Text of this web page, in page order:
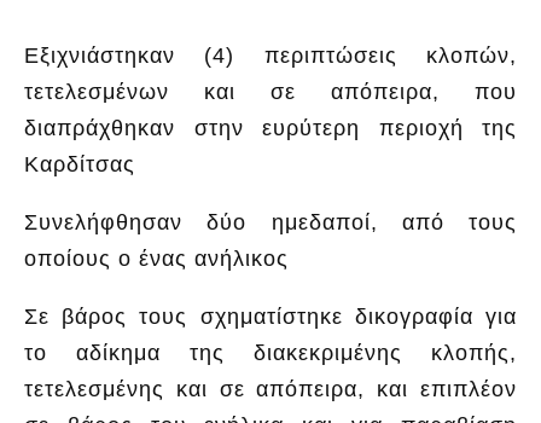
Εξιχνιάστηκαν (4) περιπτώσεις κλοπών,
τετελεσμένων και σε απόπειρα, που
διαπράχθηκαν στην ευρύτερη περιοχή της
Καρδίτσας
Συνελήφθησαν δύο ημεδαποί, από τους
οποίους ο ένας ανήλικος
Σε βάρος τους σχηματίστηκε δικογραφία για
το αδίκημα της διακεκριμένης κλοπής,
τετελεσμένης και σε απόπειρα, και επιπλέον